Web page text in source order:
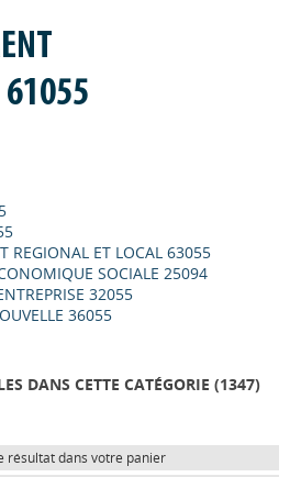
61055
REGIONAL ET LOCAL 63055
SOCIALE 25094
32055
36055
DANS CETTE CATÉGORIE (1347)
résultat dans votre panier